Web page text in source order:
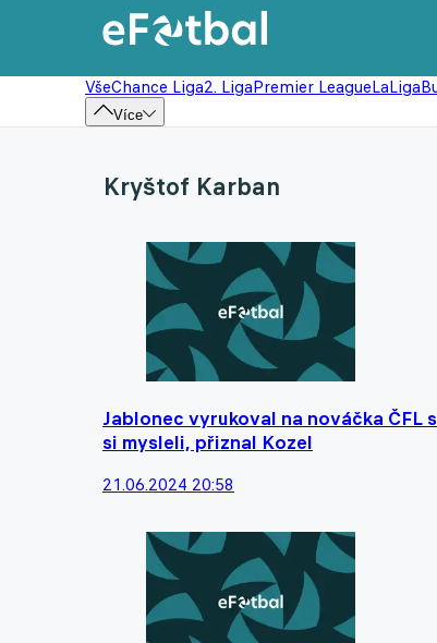
VšeChance Liga2. LigaPremier LeagueLaLiga
Více
Kryštof Karban
Jablonec vyrukoval na nováčka
si mysleli, přiznal Kozel
21.06.2024 20:58